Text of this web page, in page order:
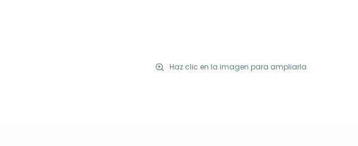
Haz clic en la imagen para ampliarla